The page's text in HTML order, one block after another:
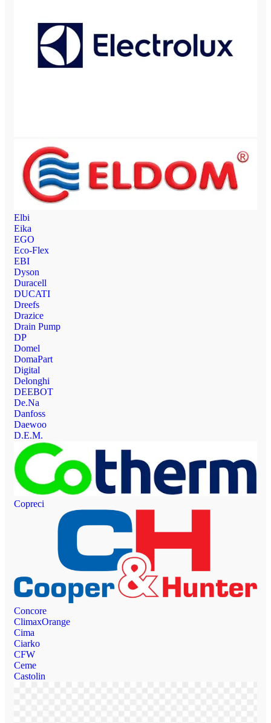
Elbi
Eika
EGO
Eco-Flex
EBI
Dyson
Duracell
DUCATI
Dreefs
Drazice
Drain Pump
DP
Domel
DomaPart
Digital
Delonghi
DEEBOT
De.Na
Danfoss
Daewoo
D.E.M.
Copreci
Concore
ClimaxOrange
Cima
Ciarko
CFW
Ceme
Castolin